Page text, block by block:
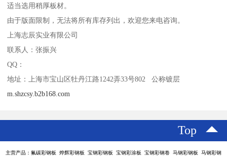
适当选用稍厚板材。
由于版面限制，无法将所有库存列出，欢迎您来电咨询。
上海志辰实业有限公司
联系人：张振兴
QQ：
地址：上海市宝山区牡丹江路1242弄33号802 公称镀层
m.shzcsy.b2b168.com
Top
主营产品：氟碳彩钢板 烨辉彩钢板 宝钢彩钢板 宝钢彩涂板 宝钢彩钢卷 马钢彩钢板 马钢彩钢